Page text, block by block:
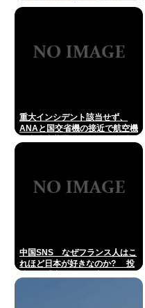
重大インシデント該当せず、
ANAと国交省機の接近で航空機
中国SNS なぜフランス人はこ
れほど日本が好きなのか? 投